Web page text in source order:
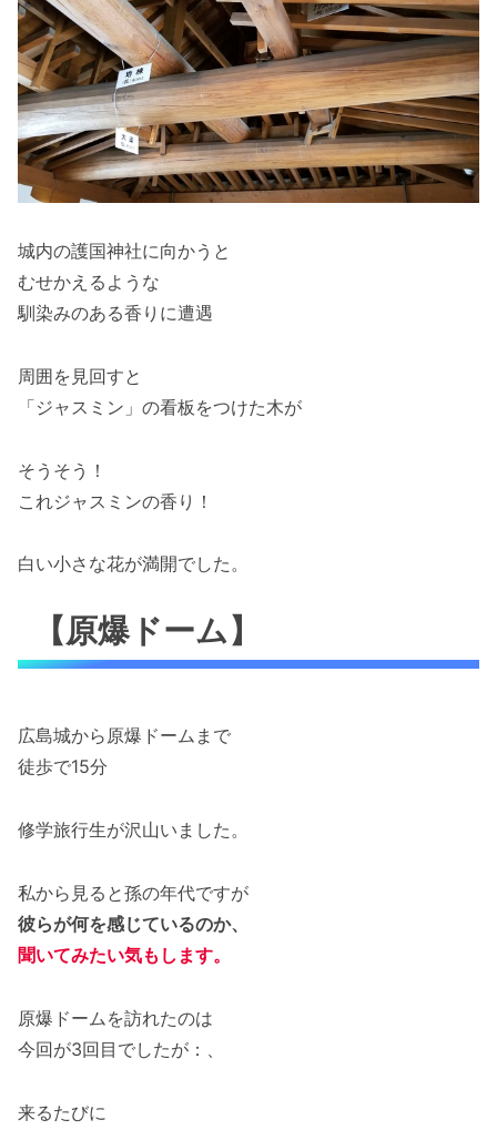
城内の護国神社に向かうと
むせかえるような
馴染みのある香りに遭遇
周囲を見回すと
「ジャスミン」の看板をつけた木が
そうそう！
これジャスミンの香り！
白い小さな花が満開でした。
【原爆ドーム】
広島城から原爆ドームまで
徒歩で15分
修学旅行生が沢山いました。
私から見ると孫の年代ですが
彼らが何を感じているのか、
聞いてみたい気もします。
原爆ドームを訪れたのは
今回が3回目でしたが：、
来るたびに